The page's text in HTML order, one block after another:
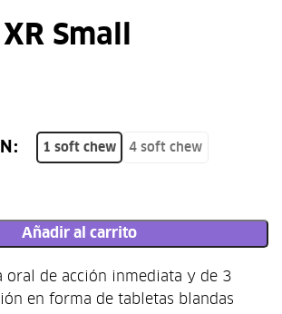
Small
1 soft chew 4 soft chew
Añadir al carrito
oral de acción inmediata y de 3
en forma de tabletas blandas